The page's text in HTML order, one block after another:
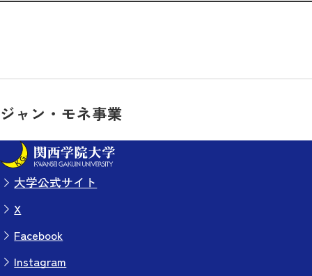
ジャン・モネ事業
大学公式サイト
X
Facebook
Instagram